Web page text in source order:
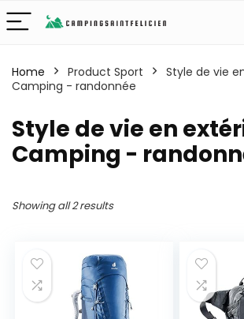
Home Product Sport
‎Style de vie
Camping - randonnée
‎Style de vie en
Camping -
Showing all 2 results